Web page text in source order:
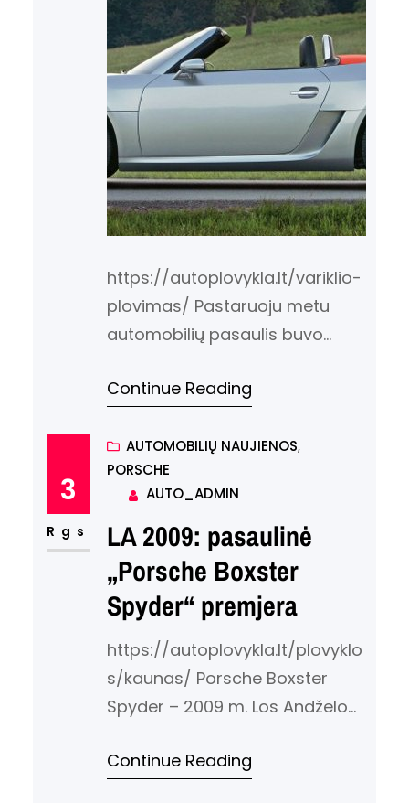
https://autoplovykla.lt/variklio-
plovimas/ Pastaruoju metu
automobilių pasaulis buvo
klausimais dėl Audi R4
kada nors pasieks gamybos
liniją. Tačiau dabar Audi
patvirtino per Autocar, kad R4
modelis bus pradėtas gaminti
iki 2014 metų. Šiame kontekste
taip pat buvo patvirtinta, kad
Volkswagen Bluesport ir
Porsche versija taip pat yra
numatyti gamybai. Visos…
Continue Reading
3
Rgs
AUTOMOBILIŲ NAUJIENOS,
PORSCHE
AUTO_ADMIN
LA 2009: pasaulinė
„Porsche Boxster
Spyder“ premjera
https://autoplovykla.lt/plovyklo
s/kaunas/ Porsche Boxster
Spyder – 2009 m. Los Andželo
Porsche Boxster Spyder yra
Continue Reading